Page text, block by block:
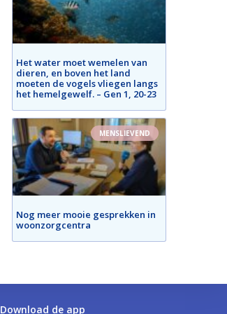
Het water moet wemelen van
dieren, en boven het land
moeten de vogels vliegen langs
het hemelgewelf. – Gen 1, 20-23
MENSLIEVEND
Nog meer mooie gesprekken in
woonzorgcentra
Download de app